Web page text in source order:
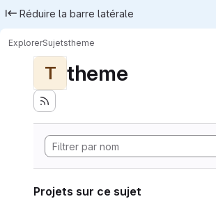
Réduire la barre latérale
ExplorerSujetstheme
T theme
Projets sur ce sujet